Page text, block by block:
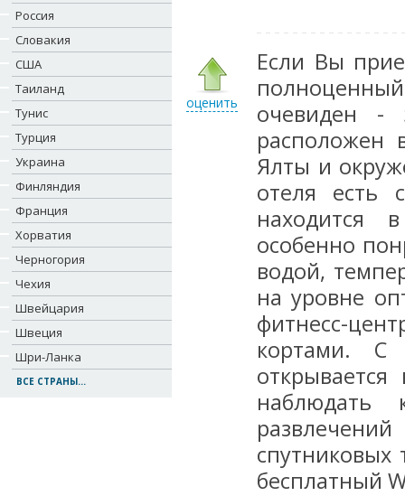
Россия
Словакия
США
Таиланд
Тунис
Турция
Украина
Финляндия
Франция
Хорватия
Черногория
Чехия
Швейцария
Швеция
Шри-Ланка
ВСЕ СТРАНЫ...
оценить
Если Вы
очевиден -
расположен
Ялты и
отеля есть
находится
особенно
водой,
на уровне
фитнесс-
кортами. С
наблюдать
спутниковых
бесплатный